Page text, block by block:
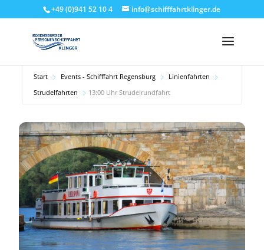
+49 (0)941 52 10 4 info@schifffahrtklinger.de
Start Events - Schifffahrt Regensburg
Linienfahrten
Strudelfahrten
13:00 Uhr Strudelrundfahrt